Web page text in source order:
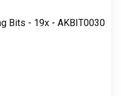
Bits - 19x - AKBIT0030